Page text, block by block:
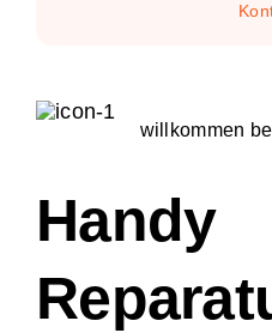
willkommen
Handy